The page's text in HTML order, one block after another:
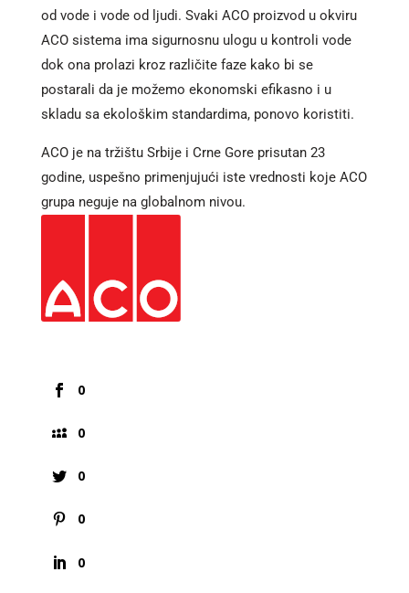
od vode i vode od ljudi. Svaki ACO proizvod u okviru
ACO sistema ima sigurnosnu ulogu u kontroli vode
dok ona prolazi kroz različite faze kako bi se
postarali da je možemo ekonomski efikasno i u
skladu sa ekološkim standardima, ponovo koristiti.
ACO je na tržištu Srbije i Crne Gore prisutan 23
godine, uspešno primenjujući iste vrednosti koje ACO
grupa neguje na globalnom nivou.
0
0
0
0
0